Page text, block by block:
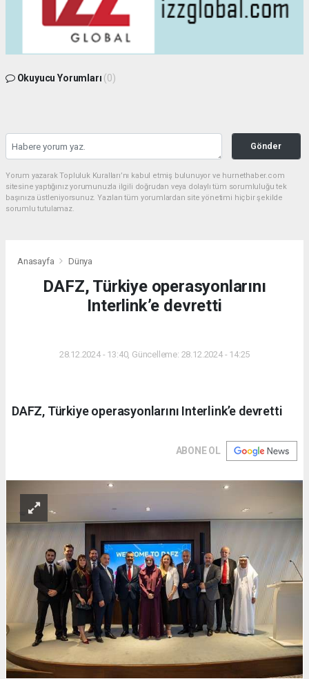
Okuyucu Yorumları (0)
Gönder
Yorum yazarak Topluluk Kuralları’nı kabul etmiş bulunuyor ve hurnethaber.com
sitesine yaptığınız yorumunuzla ilgili doğrudan veya dolaylı tüm sorumluluğu tek
başınıza üstleniyorsunuz. Yazılan tüm yorumlardan site yönetimi hiçbir şekilde
sorumlu tutulamaz.
Anasayfa Dünya
DAFZ, Türkiye operasyonlarını
Interlink’e devretti
28.12.2024 - 13:40, Güncelleme: 28.12.2024 - 14:25
DAFZ, Türkiye operasyonlarını Interlink’e devretti
ABONE OL